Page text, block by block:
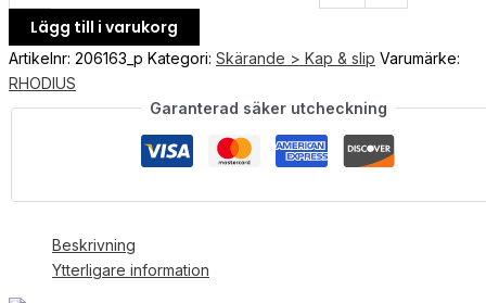
Lägg till i varukorg
Artikelnr: 206163_p Kategori: Skärande > Kap & slip Varumärke:
RHODIUS
Garanterad säker utcheckning
Beskrivning
Ytterligare information